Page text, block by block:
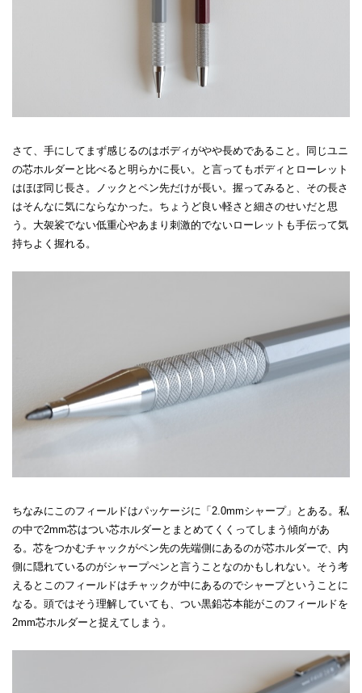
さて、手にしてまず感じるのはボディがやや長めであること。同じユニ
の芯ホルダーと比べると明らかに長い。と言ってもボディとローレット
はほぼ同じ長さ。ノックとペン先だけが長い。握ってみると、その長さ
はそんなに気にならなかった。ちょうど良い軽さと細さのせいだと思
う。大袈裟でない低重心やあまり刺激的でないローレットも手伝って気
持ちよく握れる。
ちなみにこのフィールドはパッケージに「2.0mmシャープ」とある。私
の中で2mm芯はつい芯ホルダーとまとめてくくってしまう傾向があ
る。芯をつかむチャックがペン先の先端側にあるのが芯ホルダーで、内
側に隠れているのがシャープぺンと言うことなのかもしれない。そう考
えるとこのフィールドはチャックが中にあるのでシャープということに
なる。頭ではそう理解していても、つい黒鉛芯本能がこのフィールドを
2mm芯ホルダーと捉えてしまう。